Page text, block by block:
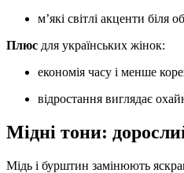
м’які світлі акценти біля
Плюс для українських жінок:
економія часу і менше
відростання виглядає
Мідні тони:
Мідь і бурштин замінюють